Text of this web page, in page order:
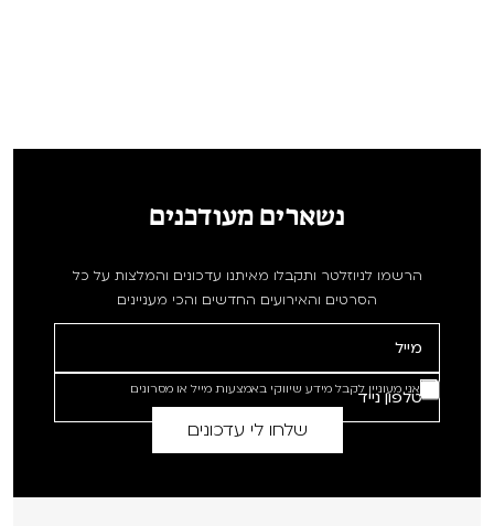
נשארים מעודכנים
הרשמו לניוזלטר ותקבלו מאיתנו עדכונים והמלצות על כל
הסרטים והאירועים החדשים והכי מעניינים
אני מעוניין לקבל מידע שיווקי באמצעות מייל או מסרונים